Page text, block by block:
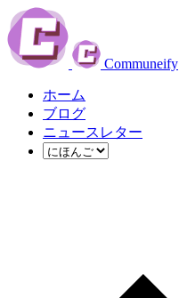
Communeify
ホーム
ブログ
ニュースレター